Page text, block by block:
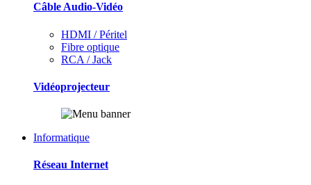
Câble Audio-Vidéo
HDMI / Péritel
Fibre optique
RCA / Jack
Vidéoprojecteur
Informatique
Réseau Internet